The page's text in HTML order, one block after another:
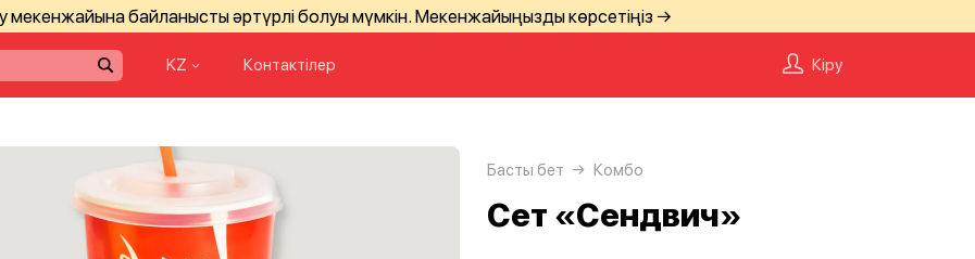
мекенжайына байланысты әртүрлі болуы мүмкін. Мекенжайыңызды көрсетіңіз →
KZ Контактілер Кіру
Басты бет Комбо
Сет «Сендвич»